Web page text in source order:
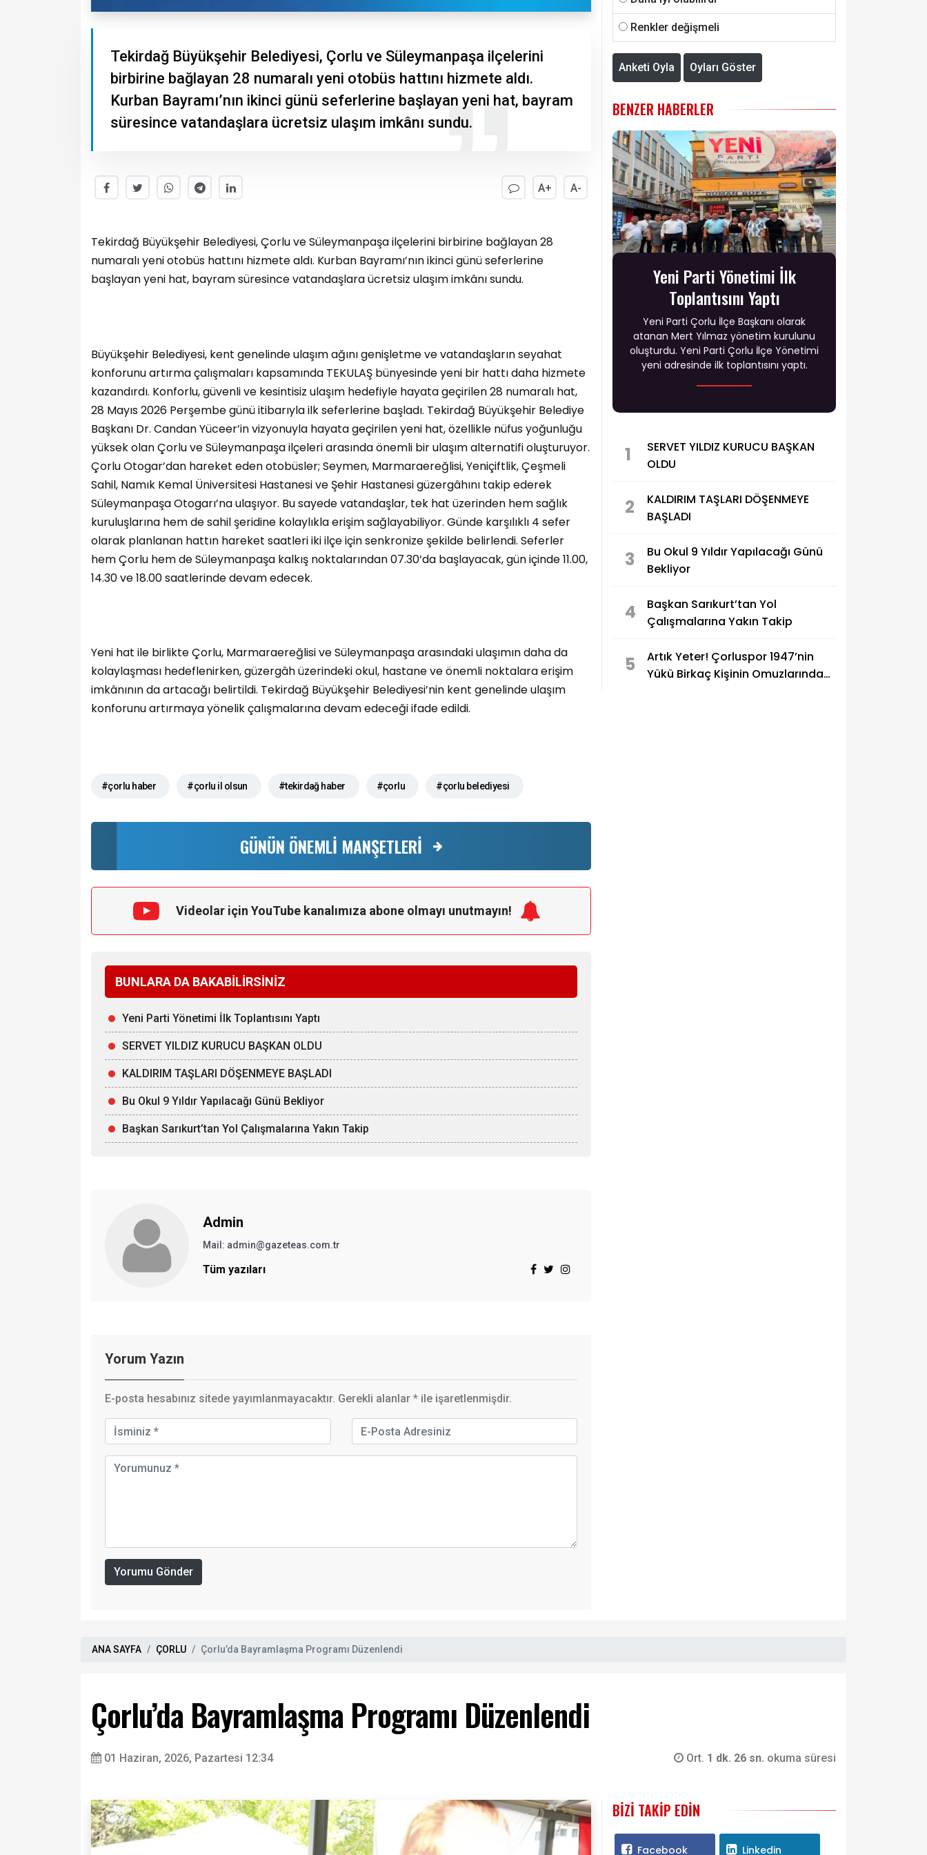
Tekirdağ Büyükşehir Belediyesi, Çorlu ve Süleymanpaşa ilçelerini
birbirine bağlayan 28 numaralı yeni otobüs hattını hizmete aldı.
Kurban Bayramı’nın ikinci günü seferlerine başlayan yeni hat, bayram
süresince vatandaşlara ücretsiz ulaşım imkânı sundu.
A+ A-
Tekirdağ Büyükşehir Belediyesi, Çorlu ve Süleymanpaşa ilçelerini birbirine bağlayan 28
numaralı yeni otobüs hattını hizmete aldı. Kurban Bayramı’nın ikinci günü seferlerine
başlayan yeni hat, bayram süresince vatandaşlara ücretsiz ulaşım imkânı sundu.
Büyükşehir Belediyesi, kent genelinde ulaşım ağını genişletme ve vatandaşların seyahat
konforunu artırma çalışmaları kapsamında TEKULAŞ bünyesinde yeni bir hattı daha hizmete
kazandırdı. Konforlu, güvenli ve kesintisiz ulaşım hedefiyle hayata geçirilen 28 numaralı hat,
28 Mayıs 2026 Perşembe günü itibarıyla ilk seferlerine başladı. Tekirdağ Büyükşehir Belediye
Başkanı Dr. Candan Yüceer’in vizyonuyla hayata geçirilen yeni hat, özellikle nüfus yoğunluğu
yüksek olan Çorlu ve Süleymanpaşa ilçeleri arasında önemli bir ulaşım alternatifi oluşturuyor.
Çorlu Otogar’dan hareket eden otobüsler; Seymen, Marmaraereğlisi, Yeniçiftlik, Çeşmeli
Sahil, Namık Kemal Üniversitesi Hastanesi ve Şehir Hastanesi güzergâhını takip ederek
Süleymanpaşa Otogarı’na ulaşıyor. Bu sayede vatandaşlar, tek hat üzerinden hem sağlık
kuruluşlarına hem de sahil şeridine kolaylıkla erişim sağlayabiliyor. Günde karşılıklı 4 sefer
olarak planlanan hattın hareket saatleri iki ilçe için senkronize şekilde belirlendi. Seferler
hem Çorlu hem de Süleymanpaşa kalkış noktalarından 07.30’da başlayacak, gün içinde 11.00,
14.30 ve 18.00 saatlerinde devam edecek.
Yeni hat ile birlikte Çorlu, Marmaraereğlisi ve Süleymanpaşa arasındaki ulaşımın daha da
kolaylaşması hedeflenirken, güzergâh üzerindeki okul, hastane ve önemli noktalara erişim
imkânının da artacağı belirtildi. Tekirdağ Büyükşehir Belediyesi’nin kent genelinde ulaşım
konforunu artırmaya yönelik çalışmalarına devam edeceği ifade edildi.
#çorlu haber #çorlu il olsun #tekirdağ haber #çorlu #çorlu belediyesi
GÜNÜN ÖNEMLİ MANŞETLERİ
Videolar için YouTube kanalımıza abone olmayı unutmayın!
BUNLARA DA BAKABİLİRSİNİZ
Yeni Parti Yönetimi İlk Toplantısını Yaptı
SERVET YILDIZ KURUCU BAŞKAN OLDU
KALDIRIM TAŞLARI DÖŞENMEYE BAŞLADI
Bu Okul 9 Yıldır Yapılacağı Günü Bekliyor
Başkan Sarıkurt’tan Yol Çalışmalarına Yakın Takip
Admin
Mail: admin@gazeteas.com.tr
Tüm yazıları
Yorum Yazın
E-posta hesabınız sitede yayımlanmayacaktır. Gerekli alanlar * ile işaretlenmişdir.
Yorumu Gönder
Renkler değişmeli
Anketi Oyla Oyları Göster
BENZER HABERLER
Yeni Parti Yönetimi İlk
Toplantısını Yaptı
Yeni Parti Çorlu İlçe Başkanı olarak
atanan Mert Yılmaz yönetim kurulunu
oluşturdu. Yeni Parti Çorlu İlçe Yönetimi
yeni adresinde ilk toplantısını yaptı.
1
SERVET YILDIZ KURUCU BAŞKAN
OLDU
2
KALDIRIM TAŞLARI DÖŞENMEYE
BAŞLADI
3
Bu Okul 9 Yıldır Yapılacağı Günü
Bekliyor
4
Başkan Sarıkurt’tan Yol
Çalışmalarına Yakın Takip
5
Artık Yeter! Çorluspor 1947’nin
Yükü Birkaç Kişinin Omuzlarında
ANA SAYFA ÇORLU Çorlu’da Bayramlaşma Programı Düzenlendi
Çorlu’da Bayramlaşma Programı Düzenlendi
01 Haziran, 2026, Pazartesi 12:34 Ort. 1 dk. 26 sn. okuma süresi
BIZI TAKIP EDIN
Facebook Linkedin